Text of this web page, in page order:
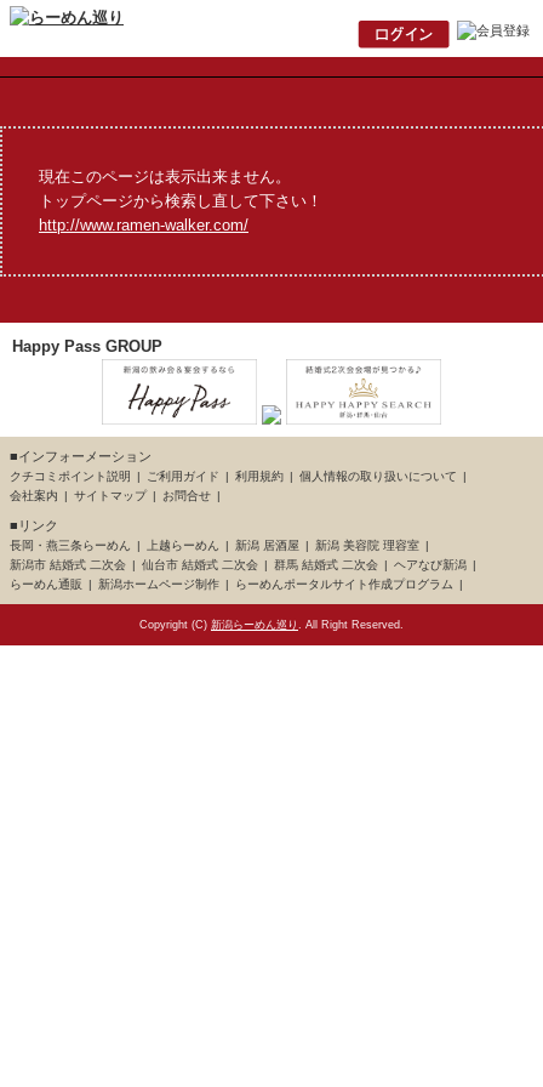
現在このページは表示出来ません。
トップページから検索し直して下さい！
http://www.ramen-walker.com/
Happy Pass GROUP
■インフォーメーション
クチコミポイント説明 ご利用ガイド 利用規約
個人情報の取り扱いについて
会社案内
サイトマップ お問合せ
■リンク
長岡・燕三条らーめん 上越らーめん 新潟 居酒屋
新潟 美容院 理容室
新潟市 結婚式 二次会
仙台市 結婚式 二次会 群馬 結婚式 二次会
ヘアなび新潟
らーめん通販
新潟ホームページ制作 らーめんポータルサイト作成プログラム
Copyright (C) 新潟らーめん巡り . All Right Reserved.